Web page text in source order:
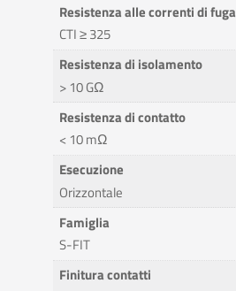
Resistenza alle correnti di fuga
CTI ≥ 325
Resistenza di isolamento
> 10 GΩ
Resistenza di contatto
< 10 mΩ
Esecuzione
Orizzontale
Famiglia
S-FIT
Finitura contatti